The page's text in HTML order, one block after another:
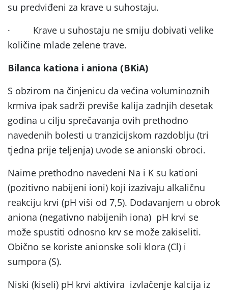
su predviđeni za krave u suhostaju.
·
Krave u suhostaju ne smiju dobivati velike
količine mlade zelene trave.
Bilanca kationa i aniona (BKiA)
S obzirom na činjenicu da većina voluminoznih
krmiva ipak sadrži previše kalija zadnjih desetak
godina u cilju sprečavanja ovih prethodno
navedenih bolesti u tranzicijskom razdoblju (tri
tjedna prije teljenja) uvode se anionski obroci.
Naime prethodno navedeni Na i K su kationi
(pozitivno nabijeni ioni) koji izazivaju alkaličnu
reakciju krvi (pH viši od 7,5). Dodavanjem u obrok
aniona (negativno nabijenih iona) pH krvi se
može spustiti odnosno krv se može zakiseliti.
Obično se koriste anionske soli klora (Cl) i
sumpora (S).
Niski (kiseli) pH krvi aktivira izvlačenje kalcija iz